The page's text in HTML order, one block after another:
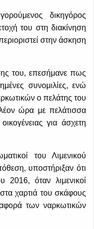
δικηγόρος
του στη διακίνηση
στην άσκηση
του, επεσήμανε πως
συνομιλίες, ενώ
ο πελάτης του
ώρα με πελάτισσα
για άσχετη
του Λιμενικού
υποστήριξαν ότι
2016, όταν λιμενικοί
χαρτιά του σκάφους
των ναρκωτικών